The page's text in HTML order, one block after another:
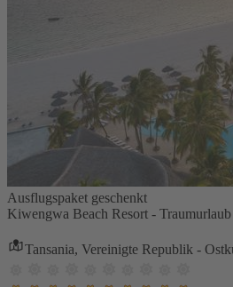
Ausflugspaket geschenkt
Kiwengwa Beach Resort -
Tansania, Vereinigte Republik -